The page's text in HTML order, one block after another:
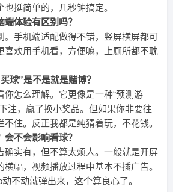
挺简单的，几秒钟搞定。
体验有区别吗？
。手机端适配做得不错，竖屏横屏都可
喜欢用手机看，方便嘛，上厕所都不耽
球”是不是就是赌博？
你怎么理解。它更像是一种“预测游
注，赢了换小奖品。但如果你非要往
住。反正我都是纯猜着玩，不花钱。
不会影响看球？
确实有，但不算太烦人。一般就是开屏
幅，视频播放过程中基本不插广告。
不动就弹出来，这个算良心了。